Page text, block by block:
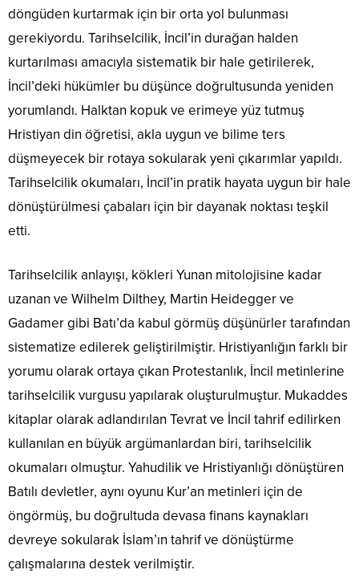
döngüden kurtarmak için bir orta yol bulunması
gerekiyordu. Tarihselcilik, İncil’in durağan halden
kurtarılması amacıyla sistematik bir hale getirilerek,
İncil’deki hükümler bu düşünce doğrultusunda yeniden
yorumlandı. Halktan kopuk ve erimeye yüz tutmuş
Hristiyan din öğretisi, akla uygun ve bilime ters
düşmeyecek bir rotaya sokularak yeni çıkarımlar yapıldı.
Tarihselcilik okumaları, İncil’in pratik hayata uygun bir hale
dönüştürülmesi çabaları için bir dayanak noktası teşkil
etti.
Tarihselcilik anlayışı, kökleri Yunan mitolojisine kadar
uzanan ve Wilhelm Dilthey, Martin Heidegger ve
Gadamer gibi Batı’da kabul görmüş düşünürler tarafından
sistematize edilerek geliştirilmiştir. Hristiyanlığın farklı bir
yorumu olarak ortaya çıkan Protestanlık, İncil metinlerine
tarihselcilik vurgusu yapılarak oluşturulmuştur. Mukaddes
kitaplar olarak adlandırılan Tevrat ve İncil tahrif edilirken
kullanılan en büyük argümanlardan biri, tarihselcilik
okumaları olmuştur. Yahudilik ve Hristiyanlığı dönüştüren
Batılı devletler, aynı oyunu Kur’an metinleri için de
öngörmüş, bu doğrultuda devasa finans kaynakları
devreye sokularak İslam’ın tahrif ve dönüştürme
çalışmalarına destek verilmiştir.